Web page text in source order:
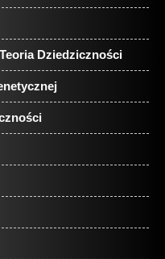
Dziedziczności